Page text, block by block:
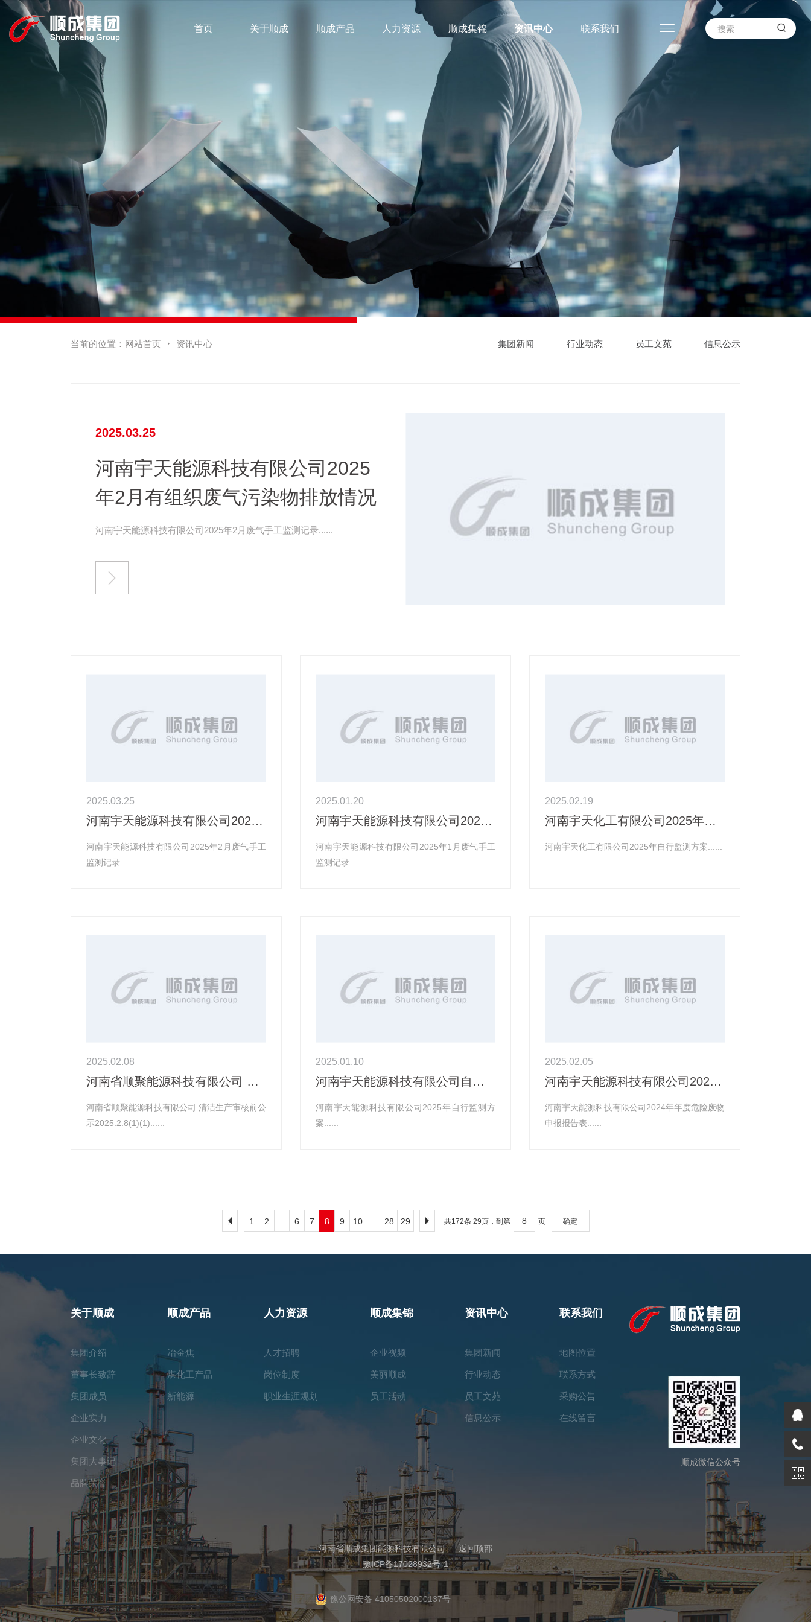
首页 关于顺成 顺成产品 人力资源 顺成集锦 资讯中心 联系我们  
当前的位置： 网站首页  资讯中心 集团新闻 行业动态 员工文苑 信息公示
2025.03.25
河南宇天能源科技有限公司2025
年2月有组织废气污染物排放情况
手工监测分析结果记录信息
河南宇天能源科技有限公司2025年2月废气手工监测记录......

2025.03.25
河南宇天能源科技有限公司2025年2月有组织废气污染物排放情况手工监测分析结果记录信息
河南宇天能源科技有限公司2025年2月废气手工
监测记录......
2025.01.20
河南宇天能源科技有限公司2025年1月有组织废气污染物排放情况手工监测分析结果记录信息
河南宇天能源科技有限公司2025年1月废气手工
监测记录......
2025.02.19
河南宇天化工有限公司2025年自行监测方案
河南宇天化工有限公司2025年自行监测方案......
2025.02.08
河南省顺聚能源科技有限公司 清洁生产审核前信息公示
河南省顺聚能源科技有限公司 清洁生产审核前公
示2025.2.8(1)(1)......
2025.01.10
河南宇天能源科技有限公司自行监测方案
河南宇天能源科技有限公司2025年自行监测方
案......
2025.02.05
河南宇天能源科技有限公司2024年危险废物申报年度报告表
河南宇天能源科技有限公司2024年年度危险废物
申报报告表......
1 2 6 7 8 9 10 28 29 共172条 29页，到第 页 确定
关于顺成
集团介绍
董事长致辞
集团成员
企业实力
企业文化
集团大事记
品牌荣誉
顺成产品
冶金焦
煤化工产品
新能源
人力资源
人才招聘
岗位制度
职业生涯规划
顺成集锦
企业视频
美丽顺成
员工活动
资讯中心
集团新闻
行业动态
员工文苑
信息公示
联系我们
地图位置
联系方式
采购公告
在线留言
顺成微信公众号
河南省顺成集团能源科技有限公司
返回顶部
豫ICP备17028932号-1
豫公网安备 41050502000137号